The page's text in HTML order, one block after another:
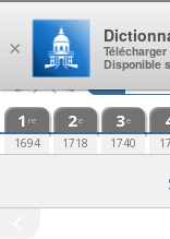
Aller au contenu
1 re
1694
2e
1718
3e
1740
×
Disponible